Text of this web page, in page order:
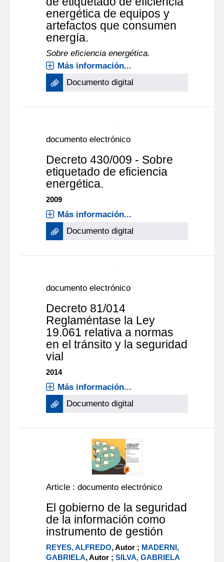
energética de equipos y
artefactos que consumen
energía.
Sobre eficiencia energética.
Más información...
Documento digital
documento electrónico
Decreto 430/009 - Sobre
etiquetado de eficiencia
energética.
2009
Más información...
Documento digital
documento electrónico
Decreto 81/014
Reglaméntase la Ley
19.061 relativa a normas
en el tránsito y la seguridad
vial
2014
Más información...
Documento digital
Article : documento electrónico
El gobierno de la seguridad
de la información como
instrumento de gestión
REYES, ALFREDO, Autor ; MADERNI,
GABRIELA, Autor ;SILVA, GABRIELA